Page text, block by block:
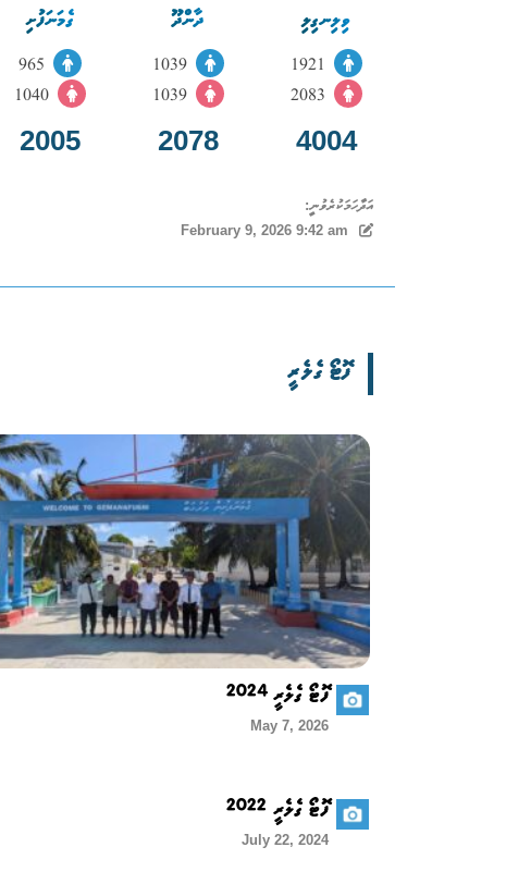
ވިލިނގިލި
4004
ދާންދޫ
1039
1039
2078
ގެމަނަފުށި
965
1040
2005
އަދާހަމަކުރެވުނީ:
February 9, 2026 9:42 am
ފޮޓޯ ގެލެރީ
ފޮޓޯ ގެލެރީ 2024
May 7, 2026
ފޮޓޯ ގެލެރީ 2022
July 22, 2024